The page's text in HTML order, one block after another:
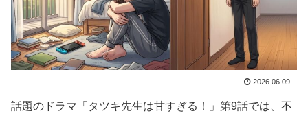
2026.06.09
話題のドラマ「タツキ先生は甘すぎる！」第9話では、不